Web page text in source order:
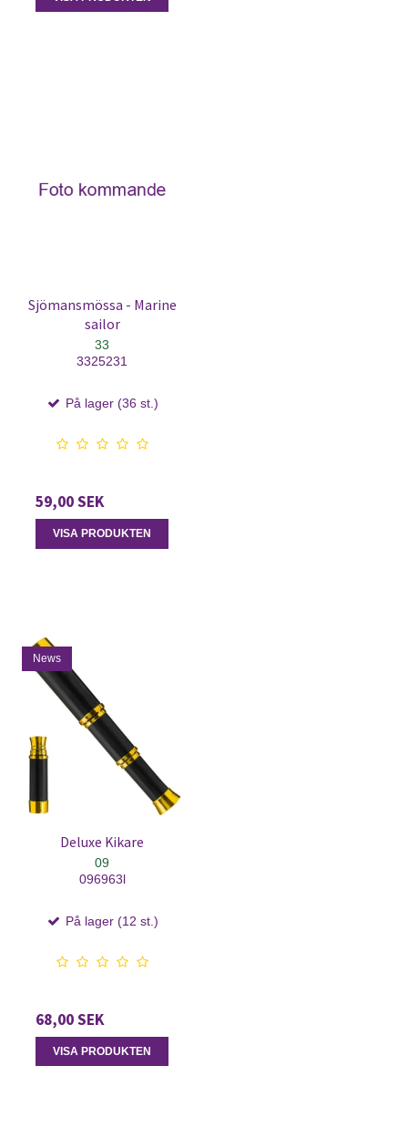
Sjömansmössa - Marine
sailor
33
3325231
På lager (36 st.)
59,00 SEK
VISA PRODUKTEN
News
Deluxe Kikare
09
096963l
På lager (12 st.)
68,00 SEK
VISA PRODUKTEN